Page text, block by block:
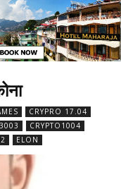
CRYPRO 17.04
CRYPTO1004
ELON